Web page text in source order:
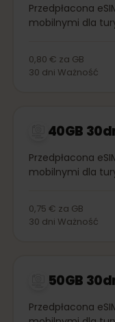
Przedpłacona
mobilnymi dla
0,80 € za GB
30 dni Ważność
40GB
Przedpłacona
mobilnymi dla
0,75 € za GB
30 dni Ważność
50GB
Przedpłacona